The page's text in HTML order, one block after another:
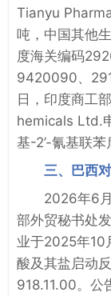
Tianyu
吨，中国其他
度海关编码
9420090、
日，印度商工
hemicals Ltd.
基-2’-氰基联苯
三、巴西
2026年6
部外贸秘书处
业于2025年10
酸及其盐启动
918.11.00。公